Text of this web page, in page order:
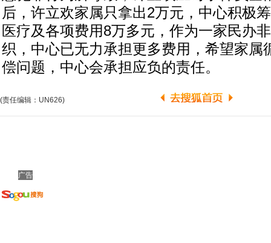
后，许立欢家属只拿出2万元，中心积极
医疗及各项费用8万多元，作为一家民办
织，中心已无力承担更多费用，希望家属
偿问题，中心会承担应负的责任。
(责任编辑：UN626)
广告